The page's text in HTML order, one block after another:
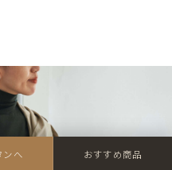
ンへ おすすめ商品